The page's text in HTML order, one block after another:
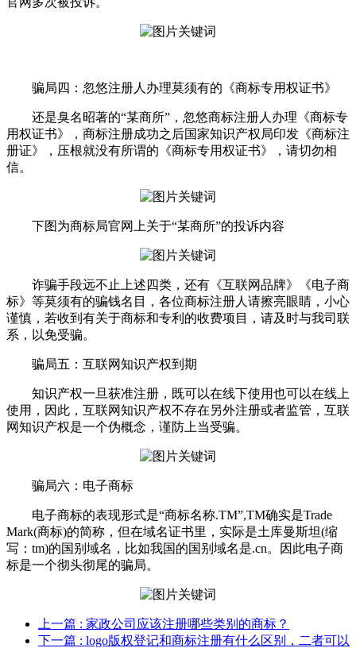
骗局四：忽悠注册人办理莫须有的《商标专用权证书》
还是臭名昭著的“某商所”，忽悠商标注册人办理《商标专
用权证书》，商标注册成功之后国家知识产权局印发《商标注
册证》，压根就没有所谓的《商标专用权证书》，请切勿相
信。
下图为商标局官网上关于“某商所”的投诉内容
诈骗手段远不止上述四类，还有《互联网品牌》《电子商
标》等莫须有的骗钱名目，各位商标注册人请擦亮眼睛，小心
谨慎，若收到有关于商标和专利的收费项目，请及时与我司联
系，以免受骗。
骗局五：互联网知识产权到期
知识产权一旦获准注册，既可以在线下使用也可以在线上
使用，因此，互联网知识产权不存在另外注册或者监管，互联
网知识产权是一个伪概念，谨防上当受骗。
骗局六：电子商标
电子商标的表现形式是“商标名称.TM”,TM确实是Trade
Mark(商标)的简称，但在域名证书里，实际是土库曼斯坦(缩
写：tm)的国别域名，比如我国的国别域名是.cn。因此电子商
标是一个彻头彻尾的骗局。
上一篇 : 家政公司应该注册哪些类别的商标？
下一篇 : logo版权登记和商标注册有什么区别，二者可以